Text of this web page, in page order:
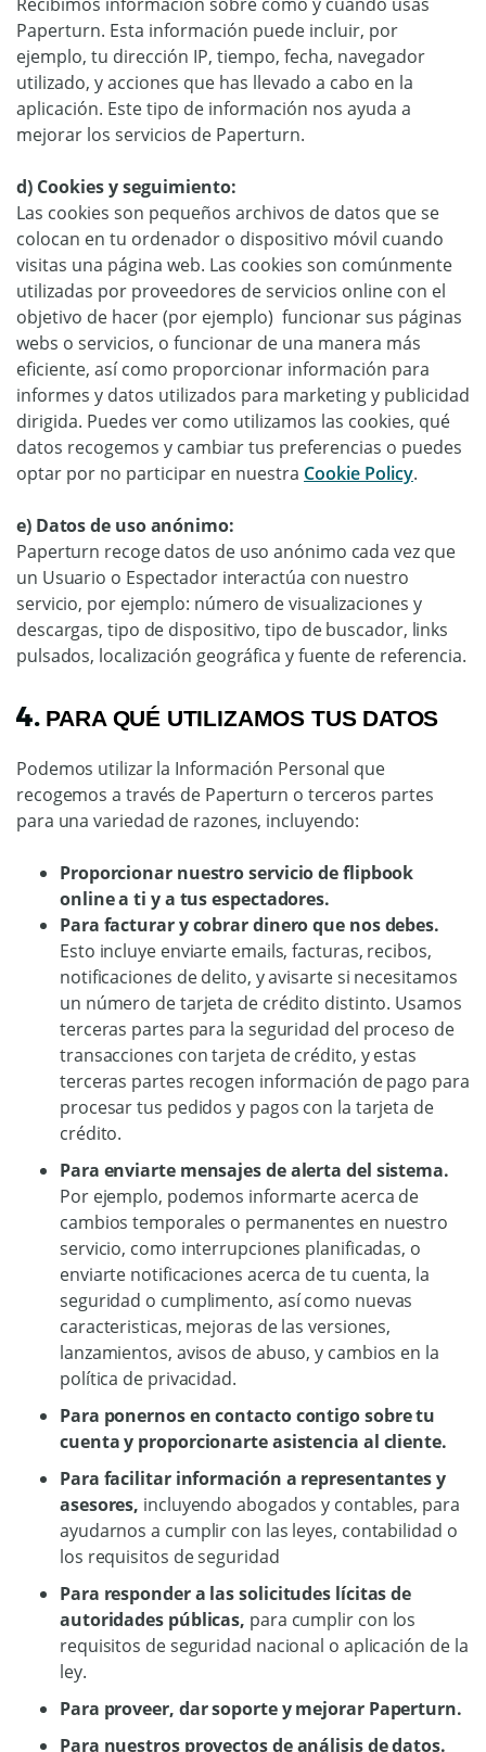
Paperturn. Esta información puede incluir, por
ejemplo, tu dirección IP, tiempo, fecha, navegador
utilizado, y acciones que has llevado a cabo en la
aplicación. Este tipo de información nos ayuda a
mejorar los servicios de Paperturn.
d) Cookies y seguimiento:
Las cookies son pequeños archivos de datos que se
colocan en tu ordenador o dispositivo móvil cuando
visitas una página web. Las cookies son comúnmente
utilizadas por proveedores de servicios online con el
objetivo de hacer (por ejemplo) funcionar sus páginas
webs o servicios, o funcionar de una manera más
eficiente, así como proporcionar información para
informes y datos utilizados para marketing y publicidad
dirigida. Puedes ver como utilizamos las cookies, qué
datos recogemos y cambiar tus preferencias o puedes
optar por no participar en nuestra Cookie Policy.
e) Datos de uso anónimo:
Paperturn recoge datos de uso anónimo cada vez que
un Usuario o Espectador interactúa con nuestro
servicio, por ejemplo: número de visualizaciones y
descargas, tipo de dispositivo, tipo de buscador, links
pulsados, localización geográfica y fuente de referencia.
4. PARA QUÉ UTILIZAMOS TUS DATOS
Podemos utilizar la Información Personal que
recogemos a través de Paperturn o terceros partes
para una variedad de razones, incluyendo:
Proporcionar nuestro servicio de flipbook
online a ti y a tus espectadores.
Para facturar y cobrar dinero que nos debes.
Esto incluye enviarte emails, facturas, recibos,
notificaciones de delito, y avisarte si necesitamos
un número de tarjeta de crédito distinto. Usamos
terceras partes para la seguridad del proceso de
transacciones con tarjeta de crédito, y estas
terceras partes recogen información de pago para
procesar tus pedidos y pagos con la tarjeta de
crédito.
Para enviarte mensajes de alerta del sistema.
Por ejemplo, podemos informarte acerca de
cambios temporales o permanentes en nuestro
servicio, como interrupciones planificadas, o
enviarte notificaciones acerca de tu cuenta, la
seguridad o cumplimento, así como nuevas
caracteristicas, mejoras de las versiones,
lanzamientos, avisos de abuso, y cambios en la
política de privacidad.
Para ponernos en contacto contigo sobre tu
cuenta y proporcionarte asistencia al cliente.
Para facilitar información a representantes y
asesores, incluyendo abogados y contables, para
ayudarnos a cumplir con las leyes, contabilidad o
los requisitos de seguridad
Para responder a las solicitudes lícitas de
autoridades públicas, para cumplir con los
requisitos de seguridad nacional o aplicación de la
ley.
Para proveer, dar soporte y mejorar Paperturn.
Para nuestros proyectos de análisis de datos.